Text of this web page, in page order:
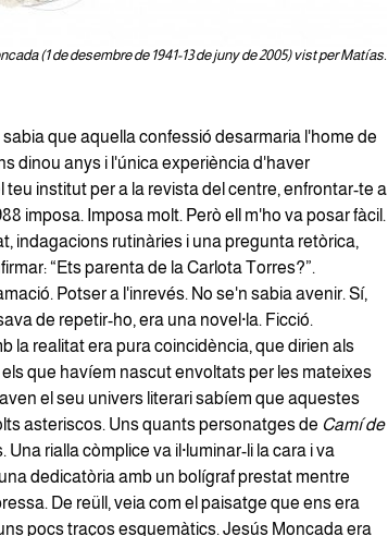
(1 de desembre de 1941-13 de juny de 2005) vist per Matías.
sabia que aquella confessió desarmaria l'home de
dinou anys i l'única experiència d'haver
institut per a la revista del centre, enfrontar-te a
imposa. Imposa molt. Però ell m'ho va posar fàcil.
indagacions rutinàries i una pregunta retòrica,
“Ets parenta de la Carlota Torres?”.
Potser a l'inrevés. No se'n sabia avenir. Sí,
de repetir-ho, era una novel·la. Ficció.
la realitat era pura coincidència, que dirien als
que havíem nascut envoltats per les mateixes
el seu univers literari sabíem que aquestes
asteriscos. Uns quants personatges de Camí de
rialla còmplice va il·luminar-li la cara i va
dedicatòria amb un bolígraf prestat mentre
De reüll, veia com el paisatge que ens era
pocs traços esquemàtics. Jesús Moncada era